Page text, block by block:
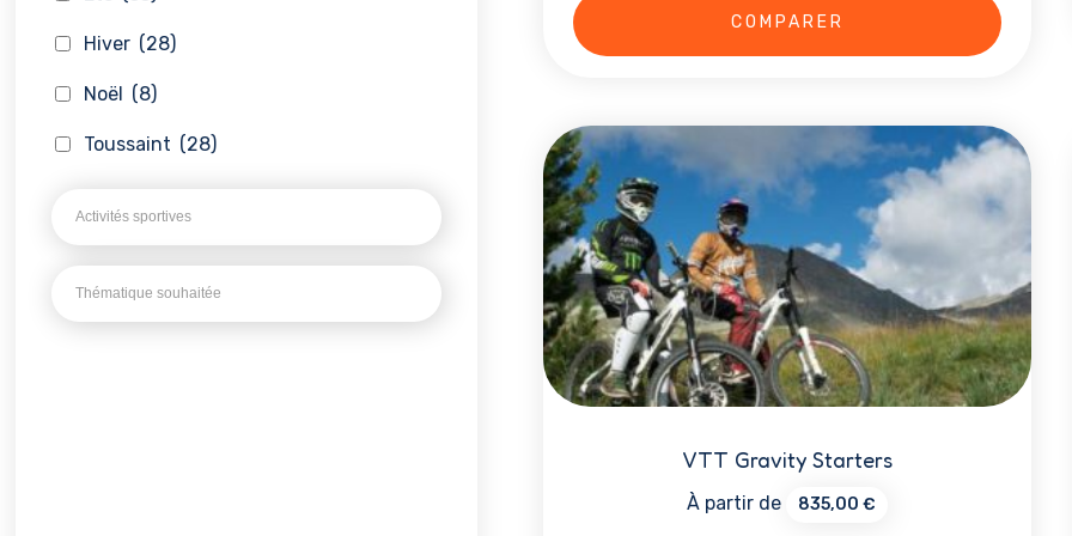
Hiver (28)
Noël (8)
Toussaint (28)
options
peuvent
être
choisies
sur
la
page
produit
COMPARER
VTT Gravity Starters
À partir de 835,00€